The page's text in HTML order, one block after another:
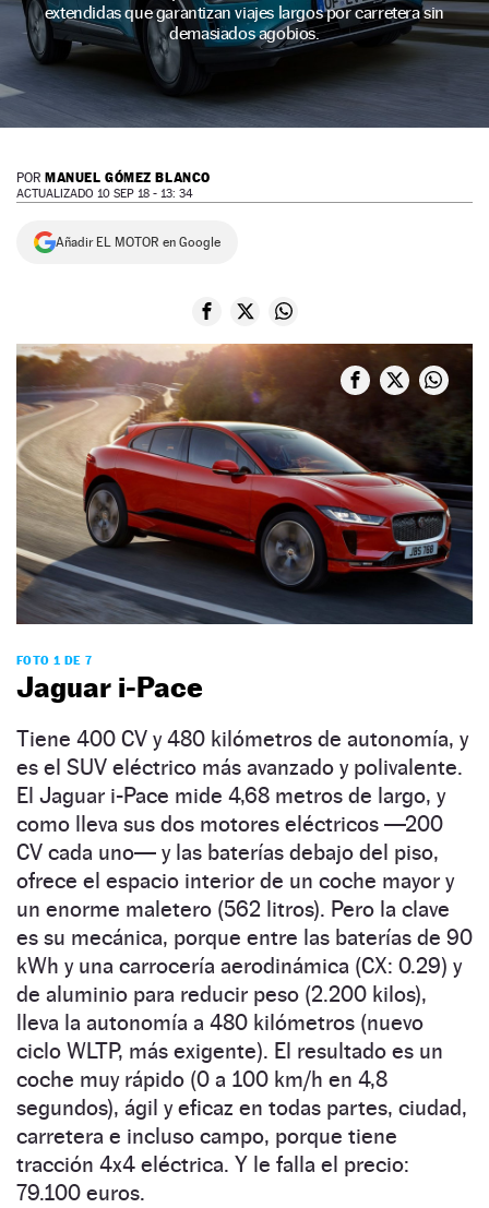
NEWSLETTER
SÍGUENOS
extendidas que garantizan viajes largos por carretera sin
demasiados agobios.
POR MANUEL GÓMEZ BLANCO
ACTUALIZADO 10 SEP 18 - 13: 34
Añadir EL MOTOR en Google
FOTO 1 DE 7
Jaguar i-Pace
Tiene 400 CV y 480 kilómetros de autonomía, y
es el SUV eléctrico más avanzado y polivalente.
El Jaguar i-Pace mide 4,68 metros de largo, y
como lleva sus dos motores eléctricos —200
CV cada uno— y las baterías debajo del piso,
ofrece el espacio interior de un coche mayor y
un enorme maletero (562 litros). Pero la clave
es su mecánica, porque entre las baterías de 90
kWh y una carrocería aerodinámica (CX: 0.29) y
de aluminio para reducir peso (2.200 kilos),
lleva la autonomía a 480 kilómetros (nuevo
ciclo WLTP, más exigente). El resultado es un
coche muy rápido (0 a 100 km/h en 4,8
segundos), ágil y eficaz en todas partes, ciudad,
carretera e incluso campo, porque tiene
tracción 4x4 eléctrica. Y le falla el precio:
79.100 euros.